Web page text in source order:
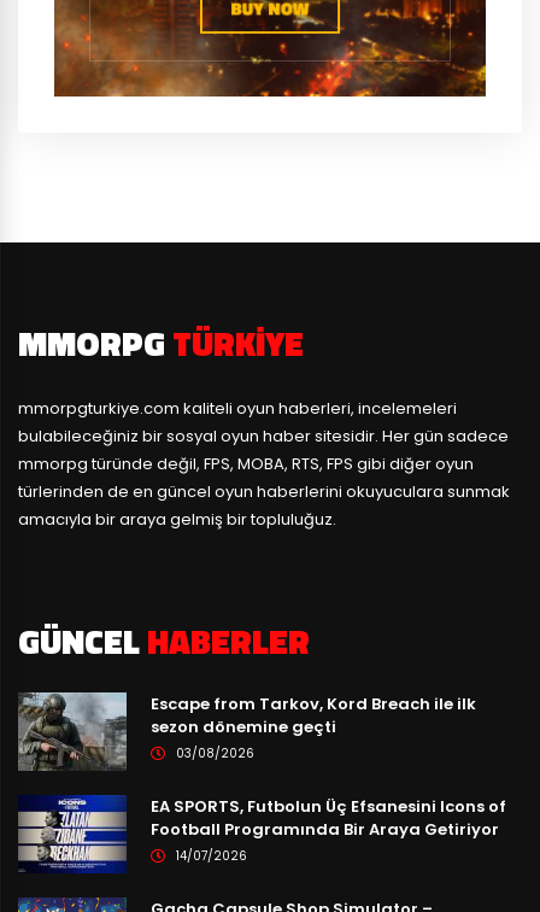
MMORPGTÜRKIYE
mmorpgturkiye.com kaliteli oyun haberleri, incelemeleri
bulabileceğiniz bir sosyal oyun haber sitesidir. Her gün sadece
mmorpg türünde değil, FPS, MOBA, RTS, FPS gibi diğer oyun
türlerinden de en güncel oyun haberlerini okuyuculara sunmak
amacıyla bir araya gelmiş bir topluluğuz.
GÜNCELHABERLER
Escape from Tarkov, Kord Breach ile ilk
sezon dönemine geçti
03/08/2026
EA SPORTS, Futbolun Üç Efsanesini Icons of
Football Programında Bir Araya Getiriyor
14/07/2026